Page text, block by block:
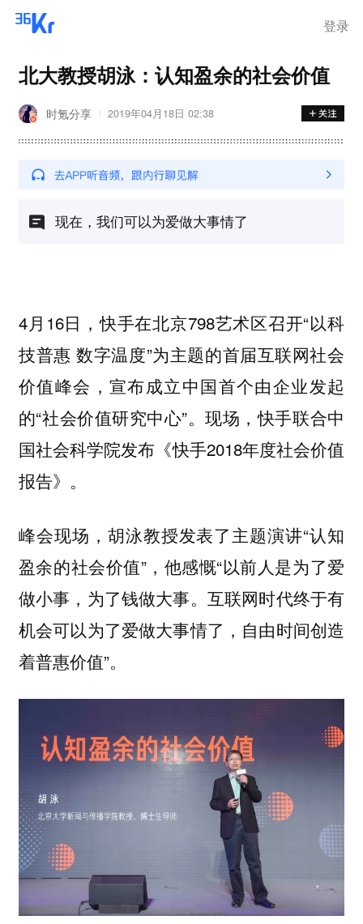
登录
北大教授胡泳：认知盈余的社会价值
时氪分享 2019年04月18日 02:38
现在，我们可以为爱做大事情了
4月16日，快手在北京798艺术区召开“以科
技普惠 数字温度”为主题的首届互联网社会
价值峰会，宣布成立中国首个由企业发起
的“社会价值研究中心”。现场，快手联合中
国社会科学院发布《快手2018年度社会价值
报告》。
峰会现场，胡泳教授发表了主题演讲“认知
盈余的社会价值”，他感慨“以前人是为了爱
做小事，为了钱做大事。互联网时代终于有
机会可以为了爱做大事情了，自由时间创造
着普惠价值”。